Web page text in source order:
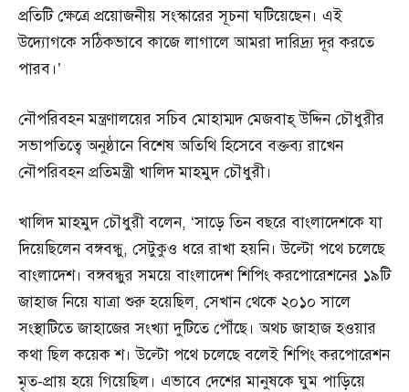
প্রতিটি ক্ষেত্রে প্রয়োজনীয় সংস্কারের সূচনা ঘটিয়েছেন। এই
উদ্যোগকে সঠিকভাবে কাজে লাগালে আমরা দারিদ্র্য দূর করতে
পারব।’
নৌপরিবহন মন্ত্রণালয়ের সচিব মোহাম্মদ মেজবাহ্ উদ্দিন চৌধুরীর
সভাপতিত্বে অনুষ্ঠানে বিশেষ অতিথি হিসেবে বক্তব্য রাখেন
নৌপরিবহন প্রতিমন্ত্রী খালিদ মাহমুদ চৌধুরী।
খালিদ মাহমুদ চৌধুরী বলেন, ‘সাড়ে তিন বছরে বাংলাদেশকে যা
দিয়েছিলেন বঙ্গবন্ধু, সেটুকুও ধরে রাখা হয়নি। উল্টো পথে চলেছে
বাংলাদেশ। বঙ্গবন্ধুর সময়ে বাংলাদেশ শিপিং করপোরেশনের ১৯টি
জাহাজ নিয়ে যাত্রা শুরু হয়েছিল, সেখান থেকে ২০১০ সালে
সংস্থাটিতে জাহাজের সংখ্যা দুটিতে পৌঁছে। অথচ জাহাজ হওয়ার
কথা ছিল কয়েক শ। উল্টো পথে চলেছে বলেই শিপিং করপোরেশন
মৃত-প্রায় হয়ে গিয়েছিল। এভাবে দেশের মানুষকে ঘুম পাড়িয়ে